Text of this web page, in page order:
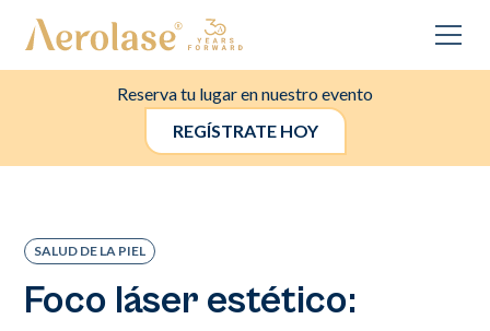
Reserva tu lugar en nuestro evento
REGÍSTRATE HOY
SALUD DE LA PIEL
Foco láser estético: